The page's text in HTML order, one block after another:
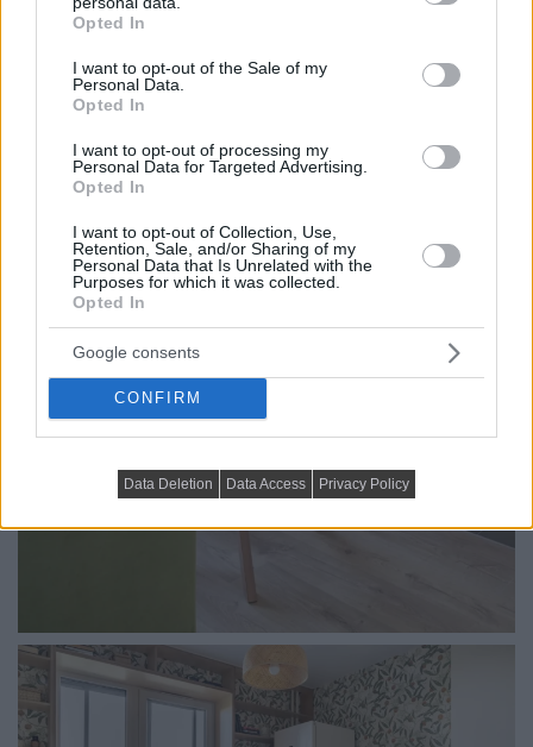
grant or deny consent to Google and its third-party tags to
use your data for below specified purposes in below Google
consent section.
Opted In
I want to opt-out of the Sale of my
Personal Data.
Opted In
I want to opt-out of processing my
Personal Data for Targeted Advertising.
Opted In
I want to opt-out of Collection, Use,
Retention, Sale, and/or Sharing of my
Personal Data that Is Unrelated with the
Purposes for which it was collected.
Opted In
Google consents
CONFIRM
Data Deletion Data Access Privacy Policy